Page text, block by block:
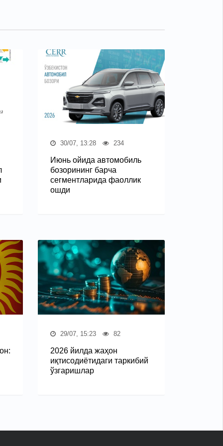
30/07, 13:28 234
Июнь ойида автомобиль
бозорининг барча
сегментларида фаоллик
ошди
29/07, 15:23 82
2026 йилда жаҳон
иқтисодиётидаги таркибий
ўзгаришлар